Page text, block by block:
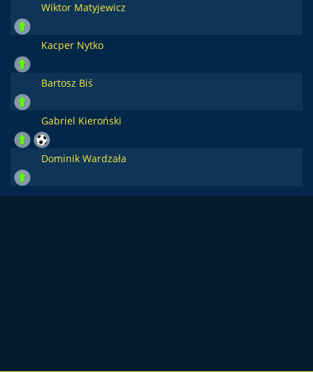
Wiktor Matyjewicz
Kacper Nytko
Bartosz Biś
Gabriel Kieroński
Dominik Wardzała